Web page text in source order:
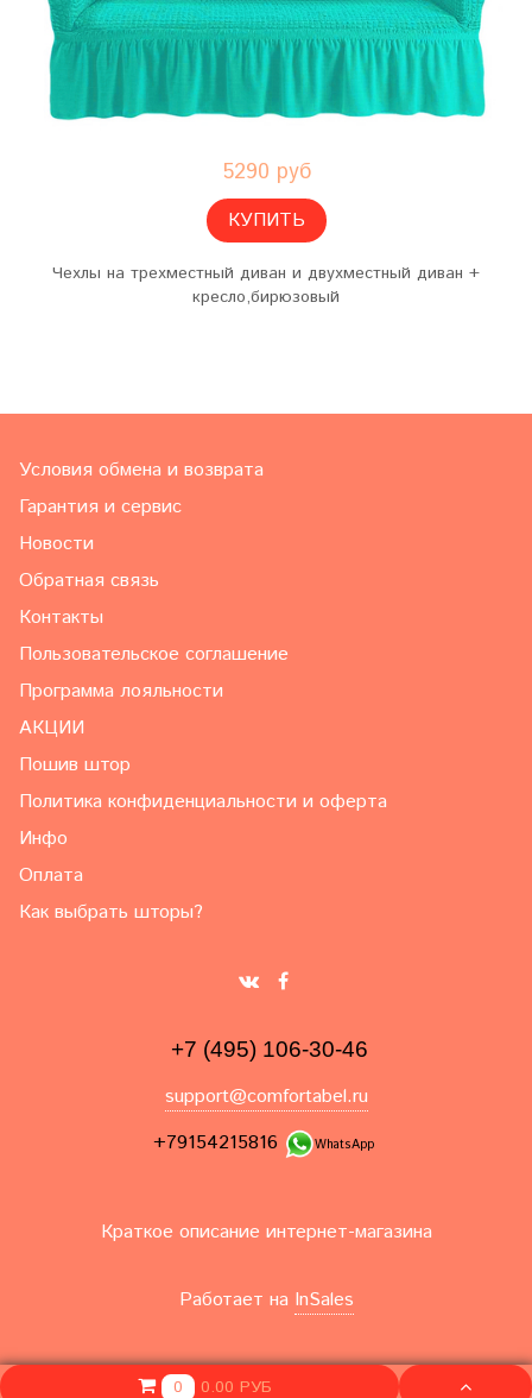
5290 руб
КУПИТЬ
Чехлы на трехместный диван и двухместный диван +
кресло,бирюзовый
Условия обмена и возврата
Гарантия и сервис
Новости
Обратная связь
Контакты
Пользовательское соглашение
Программа лояльности
АКЦИИ
Пошив штор
Политика конфиденциальности и оферта
Инфо
Оплата
Как выбрать шторы?
+7 (495) 106-30-46
support@comfortabel.ru
+79154215816
WhatsApp
Краткое описание интернет-магазина
Работает на InSales
0 0.00 РУБ